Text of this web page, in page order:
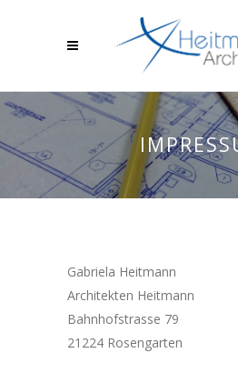
Gabriela Heitmann
Architekten Heitmann
Bahnhofstrasse 79
21224 Rosengarten